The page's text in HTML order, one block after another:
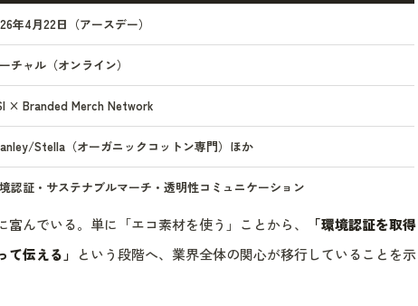
年4月22日（アースデー）
チャル（オンライン）
× Branded Merch Network
Stella（オーガニックコットン専門）ほか
認証・サステナブルマーチ・透明性コミュニケーション
んでいる。単に「エコ素材を使う」ことから、
「環境認証を取得
伝える」 という段階へ、業界全体の関心が移行していることを示